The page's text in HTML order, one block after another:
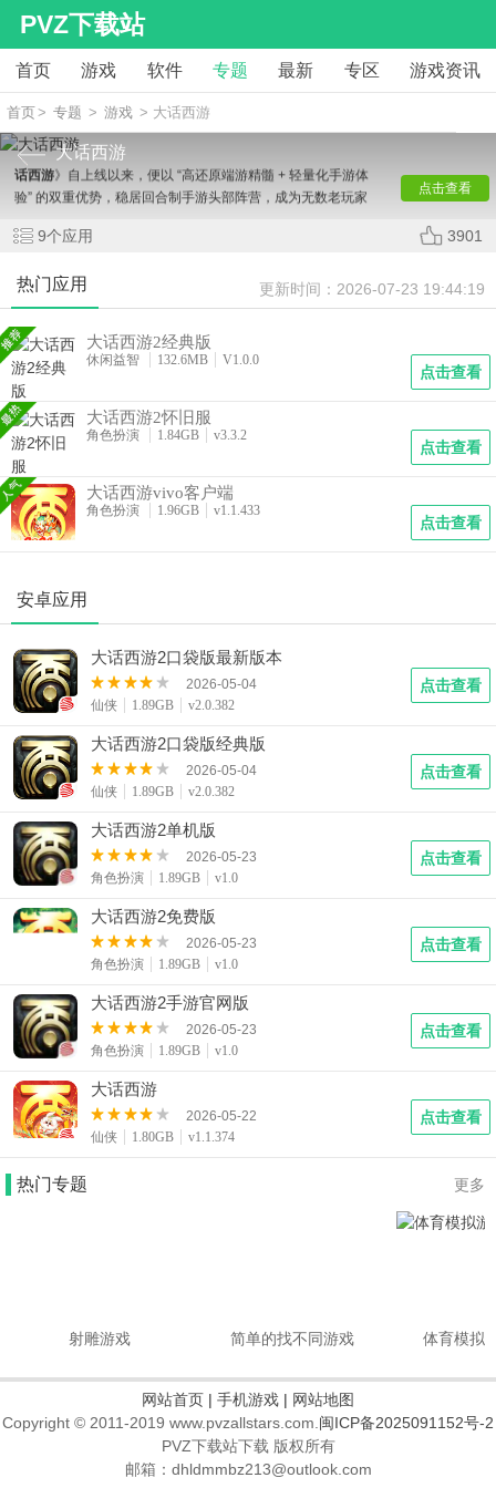
PVZ下载站
首页 游戏 软件 专题 最新 专区 游戏资讯
首页> 专题 > 游戏 > 大话西游
大话西游
点击查看
当长安城门的晨钟再次敲响，当至尊宝与紫霞的经典对白
在耳边回响，一场跨越二十年的西游情义之旅正等待所有江湖
侠士回归。作为网易经典 IP 正版改编的 3D 回合制手游，《
话西游》自上线以来，便以 “高还原端游精髓 + 轻量化手游体
验” 的双重优势，稳居回合制手游头部阵营，成为无数老玩家
里，你既能重温 “钟馗抓鬼”“水陆大会” 等经典玩法，与孙悟
组建帮派，书写属于自己的西游情义传奇。
对于大话粉丝而言，“情义感” 与 “还原度” 是衡量游戏的核
心标准，而《大话西游》手游在此方面堪称教科书级 —— 以端
游为蓝本，从场景建模到角色设定，每一处细节都承载着大话
IP 的情怀记忆。
精髓的同时，适配手游视觉体验：长安城内，朱红城墙映着夕
阳余晖，酒肆茶馆飘出袅袅炊烟，街头 NPC 叫卖声此起彼
伏；大唐边境，黄沙漫卷中隐约可见骆驼商队，驿站旁的老树
挂着玩家留下的情义签；东海渔村，海浪拍打着礁石，新手指
导员 “渔村村长” 的身影依旧慈祥。更令人动容的是动态场景交
互：元宵时节，长安街挂满红灯笼，玩家可参与猜灯谜活动；
的 “情感地标”—— 老玩家回到长安酒肆，仿佛能看到当年与帮
9个应用 3901
热门应用 更新时间： 2026-07-23 19:44:19
大话西游2经典版
休闲益智 132.6MB V1.0.0
点击查看
大话西游2怀旧服
角色扮演 1.84GB v3.3.2
点击查看
大话西游vivo客户端
角色扮演 1.96GB v1.1.433
点击查看
安卓应用
大话西游2口袋版最新版本
2026-05-04
仙侠
1.89GB v2.0.382
点击查看
大话西游2口袋版经典版
2026-05-04
仙侠
1.89GB v2.0.382
点击查看
大话西游2单机版
2026-05-23
角色扮演
1.89GB v1.0
点击查看
大话西游2免费版
2026-05-23
角色扮演
1.89GB v1.0
点击查看
大话西游2手游官网版
2026-05-23
角色扮演
1.89GB v1.0
点击查看
大话西游
2026-05-22
仙侠
1.80GB v1.1.374
点击查看
热门专题 更多
射雕游戏 简单的找不同游戏 体育模拟
网站首页 | 手机游戏 | 网站地图
Copyright © 2011-2019 www.pvzallstars.com. 闽ICP备2025091152号-2
PVZ下载站下载 版权所有
邮箱：dhldmmbz213@outlook.com